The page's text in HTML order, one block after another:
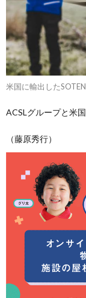
米国に輸出した
ACSLグループと米
（藤原秀行）